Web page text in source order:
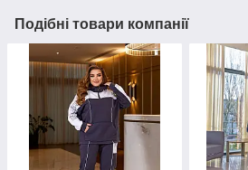
Подібні товари компанії